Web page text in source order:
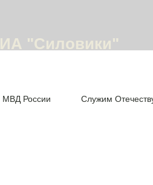
ИА "Силовики"
МВД России Служим